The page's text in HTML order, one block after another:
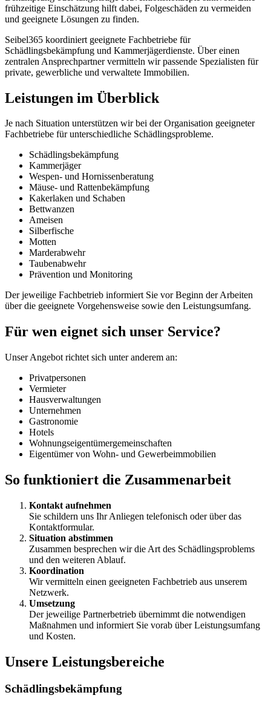
frühzeitige Einschätzung hilft dabei, Folgeschäden zu vermeiden
und geeignete Lösungen zu finden.
Seibel365 koordiniert geeignete Fachbetriebe für
Schädlingsbekämpfung und Kammerjägerdienste. Über einen
zentralen Ansprechpartner vermitteln wir passende Spezialisten für
private, gewerbliche und verwaltete Immobilien.
Leistungen im Überblick
Je nach Situation unterstützen wir bei der Organisation geeigneter
Fachbetriebe für unterschiedliche Schädlingsprobleme.
Schädlingsbekämpfung
Kammerjäger
Wespen- und Hornissenberatung
Mäuse- und Rattenbekämpfung
Kakerlaken und Schaben
Bettwanzen
Ameisen
Silberfische
Motten
Marderabwehr
Taubenabwehr
Prävention und Monitoring
Der jeweilige Fachbetrieb informiert Sie vor Beginn der Arbeiten
über die geeignete Vorgehensweise sowie den Leistungsumfang.
Für wen eignet sich unser Service?
Unser Angebot richtet sich unter anderem an:
Privatpersonen
Vermieter
Hausverwaltungen
Unternehmen
Gastronomie
Hotels
Wohnungseigentümergemeinschaften
Eigentümer von Wohn- und Gewerbeimmobilien
So funktioniert die Zusammenarbeit
Kontakt aufnehmen
Sie schildern uns Ihr Anliegen telefonisch oder über das
Kontaktformular.
Situation abstimmen
Zusammen besprechen wir die Art des Schädlingsproblems
und den weiteren Ablauf.
Koordination
Wir vermitteln einen geeigneten Fachbetrieb aus unserem
Netzwerk.
Umsetzung
Der jeweilige Partnerbetrieb übernimmt die notwendigen
Maßnahmen und informiert Sie vorab über Leistungsumfang
und Kosten.
Unsere Leistungsbereiche
Schädlingsbekämpfung